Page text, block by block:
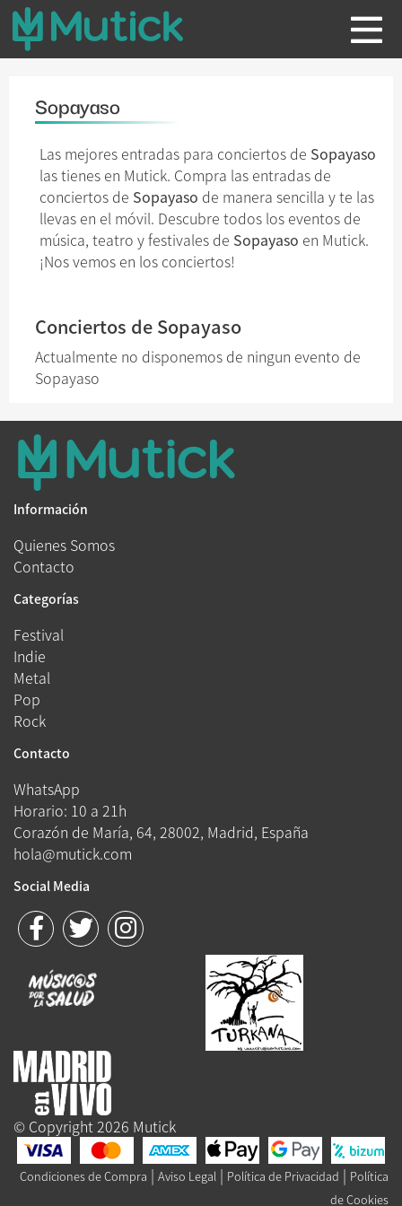
Sopayaso
Las mejores entradas para conciertos de Sopayaso
las tienes en Mutick. Compra las entradas de
conciertos de Sopayaso de manera sencilla y te las
llevas en el móvil. Descubre todos los eventos de
música, teatro y festivales de Sopayaso en Mutick.
¡Nos vemos en los conciertos!
Conciertos de Sopayaso
Actualmente no disponemos de ningun evento de
Sopayaso
Información
Quienes Somos
Contacto
Categorías
Festival
Indie
Metal
Pop
Rock
Contacto
WhatsApp
Horario: 10 a 21h
Corazón de María, 64, 28002, Madrid, España
hola@mutick.com
Social Media
© Copyright 2026 Mutick
Condiciones de Compra | Aviso Legal | Política de Privacidad | Política
de Cookies